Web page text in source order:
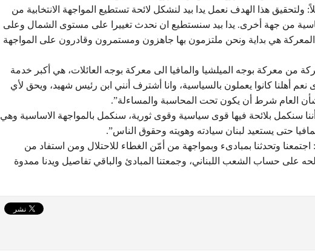
ولتحقيق هذا الهدف نعمل يدا بيد لنشكل لائحة تستطيع المواجهة الانتخابية من
من جهة أخرى. يدا بيد سنستطيع ان نحدث تغييرا على مستوى الشمال وعلى
هي بداية ونحن ملتزمون بها جاهزون ومستمرون وقادرون على المواجهة
من معركة بوجه الميلشيا والمافيا الى معركة بوجه العائلات، هي أكبر خدمة
أهلنا كانوا يعملون بالسياسية، وانا أشترف أنني ابن رئيس شهيد، ويحق لأي
العام شرط أن يكون تحت المحاسبة والمساءلة”.
سنكمل بلائحة فيها قوى سياسية وقوى ثورية، سنكمل بالمواجهة الاساسية وهي
حتى يستعيد لبنان سيادته وهويته وحقوق الناس”.
وتحدثنا بمبادىء وبمواجهة من أمّن الغطاء للاحتلال ومن استفاد من
على حساب الشعب اللبناني، وجمعتنا المبادئ والباقي تفاصيل ويدنا ممدوة